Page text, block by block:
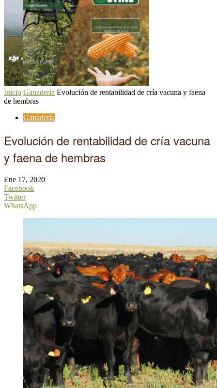
Inicio Ganadería Evolución de rentabilidad de cría vacuna y faena
de hembras
Ganadería
Evolución de rentabilidad de cría vacuna
y faena de hembras
Ene 17, 2020
Facebook
Twitter
WhatsApp